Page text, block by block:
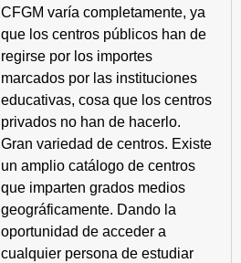
CFGM varía completamente, ya
que los centros públicos han de
regirse por los importes
marcados por las instituciones
educativas, cosa que los centros
privados no han de hacerlo.
Gran variedad de centros. Existe
un amplio catálogo de centros
que imparten grados medios
geográficamente. Dando la
oportunidad de acceder a
cualquier persona de estudiar